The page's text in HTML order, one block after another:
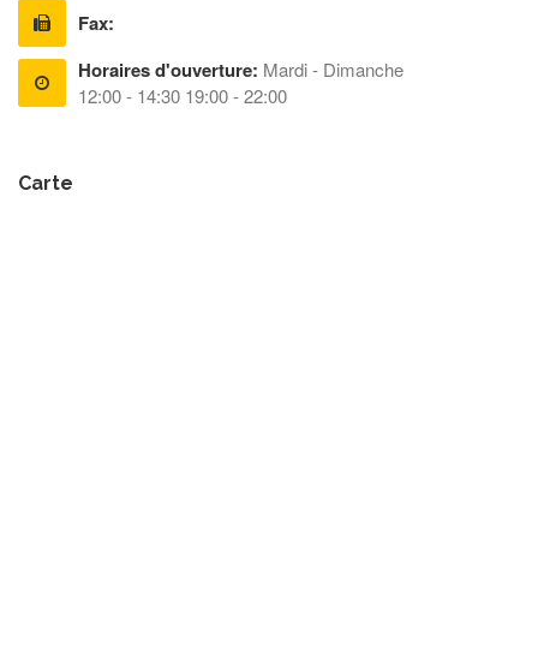
Fax:
Horaires d'ouverture: Mardi - Dimanche
12:00 - 14:30 19:00 - 22:00
Carte